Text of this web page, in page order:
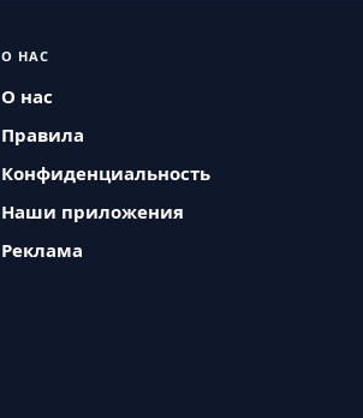
О НАС
О нас
Правила
Конфиденциальность
Наши приложения
Реклама